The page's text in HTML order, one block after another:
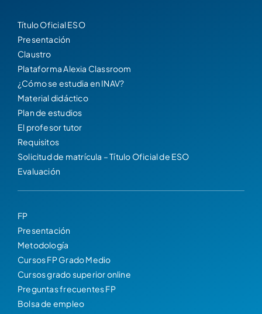
Título Oficial ESO
Presentación
Claustro
Plataforma Alexia Classroom
¿Cómo se estudia en INAV?
Material didáctico
Plan de estudios
El profesor tutor
Requisitos
Solicitud de matrícula – Título Oficial de ESO
Evaluación
FP
Presentación
Metodología
Cursos FP Grado Medio
Cursos grado superior online
Preguntas frecuentes FP
Bolsa de empleo